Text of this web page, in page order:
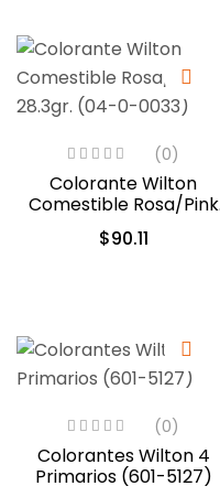
(0)
Colorante Wilton
Comestible Rosa/Pink
28.3gr. (04-0-0033)
$90.11
(0)
Colorantes Wilton 4
Primarios (601-5127)